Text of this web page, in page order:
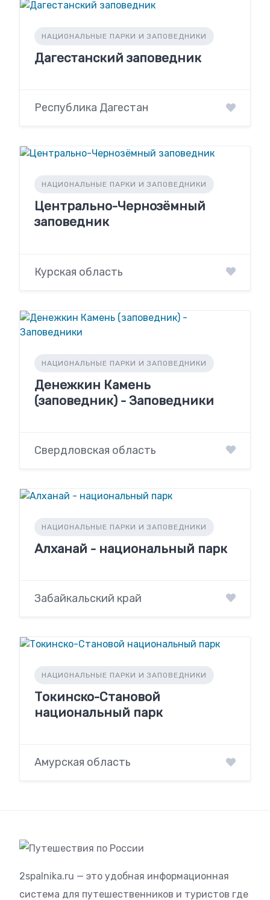
НАЦИОНАЛЬНЫЕ ПАРКИ И ЗАПОВЕДНИКИ
Дагестанский заповедник
Республика Дагестан
НАЦИОНАЛЬНЫЕ ПАРКИ И ЗАПОВЕДНИКИ
Центрально-Чернозёмный
заповедник
Курская область
НАЦИОНАЛЬНЫЕ ПАРКИ И ЗАПОВЕДНИКИ
Денежкин Камень
(заповедник) - Заповедники
Свердловская область
НАЦИОНАЛЬНЫЕ ПАРКИ И ЗАПОВЕДНИКИ
Алханай - национальный парк
Забайкальский край
НАЦИОНАЛЬНЫЕ ПАРКИ И ЗАПОВЕДНИКИ
Токинско-Становой
национальный парк
Амурская область
2spalnika.ru — это удобная информационная
система для путешественников и туристов где